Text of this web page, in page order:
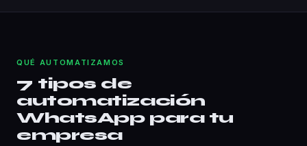
QUÉ AUTOMATIZAMOS
7 tipos de
automatización
WhatsApp para tu
empresa